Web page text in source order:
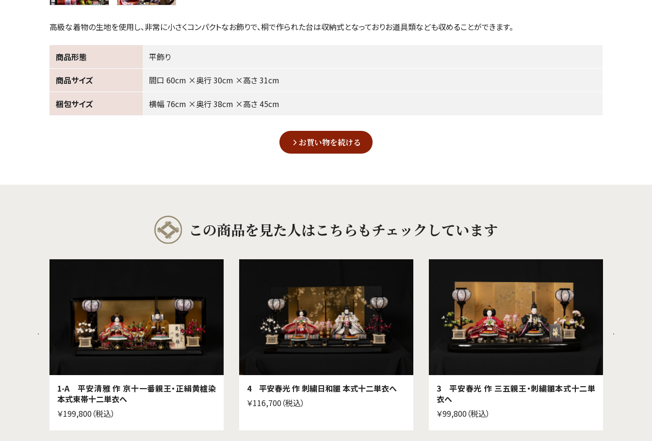
高級な着物の生地を使用し、非常に小さくコンパクトなお飾りで、桐で作られた台は収納式となっておりお道具類なども収めることができます。
商品形態 平飾り
商品サイズ 間口 60cm ×奥行 30cm ×高さ 31cm
梱包サイズ 横幅 76cm ×奥行 38cm ×高さ 45cm
お買い物を続ける
この商品を見た人はこちらもチェックしています
1-A 平安清雅 作 京十一番親王・正絹黄櫨染
本式束帯十二単衣へ
￥199,800（税込）
4 平安春光 作 刺繍日和雛 本式十二単衣へ
￥116,700（税込）
3 平安春光 作 三五親王・刺繍雛本式十二単
衣へ
￥99,800（税込）